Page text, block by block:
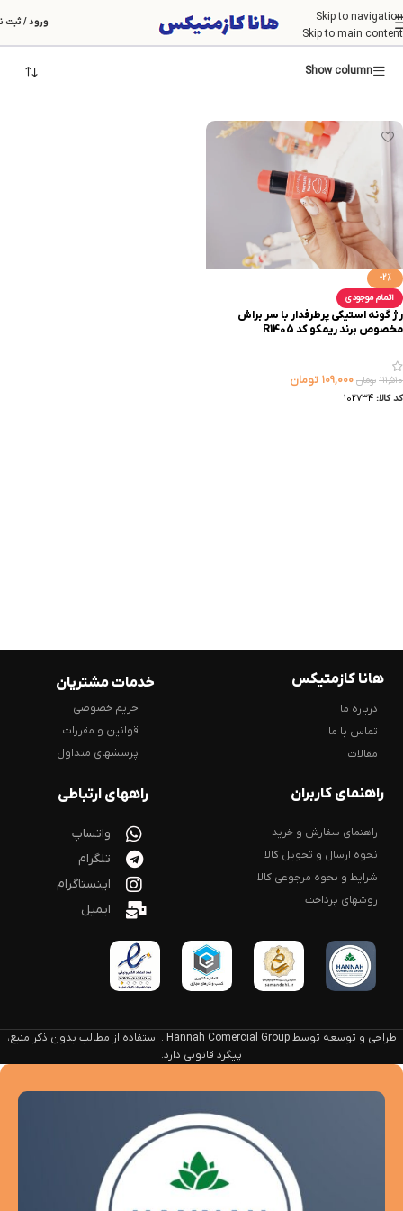
Skip to navigation
Skip to main content
ورود / ثبت ریمکو
Show column
-2%
اتمام موجودی
رژ گونه استیکی پرطرفدار با سر براش
مخصوص برند ریمکو کد R1405
۱۱۱,۵۱۰ تومان ۱۰۹,۰۰۰ تومان
کد کالا: 102734
هانا کازمتیکس
درباره ما
تماس با ما
مقالات
خدمات مشتریان
حریم خصوصی
قوانین و مقررات
پرسشهای متداول
راهنمای کاربران
راهنمای سفارش و خرید
نحوه ارسال و تحویل کالا
شرایط و نحوه مرجوعی کالا
روشهای پرداخت
راههای ارتباطی
واتساپ
تلگرام
اینستاگرام
ایمیل
طراحی و توسعه توسط Hannah Comercial Group . استفاده از مطالب بدون ذکر منبع،
پیگرد قانونی دارد.